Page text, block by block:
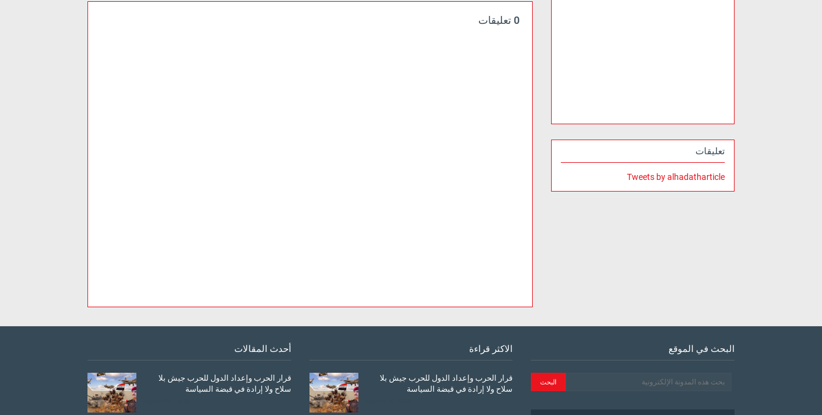
0 تعليقات
تعليقات
Tweets by alhadatharticle
البحث في الموقع الاكثر قراءة
قرار الحرب وإعداد الدول للحرب جيش بلا
سلاح ولا إرادة في قبضة السياسة
أحدث المقالات
قرار الحرب وإعداد الدول للحرب جيش بلا
سلاح ولا إرادة في قبضة السياسة